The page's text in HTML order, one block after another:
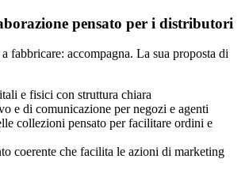
pensato per i distributori
fabbricare: accompagna. La sua proposta di
e fisici con struttura chiara
e di comunicazione per negozi e agenti
collezioni pensato per facilitare ordini e
coerente che facilita le azioni di marketing